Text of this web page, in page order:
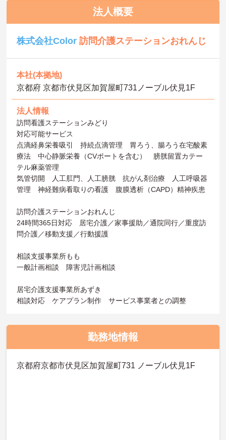
法人概要
株式会社Color訪問介護ステーションおれんじ
本社(本拠地)
京都府 京都市伏見区加賀屋町731ノーブル伏見1F
法人情報
訪問看護ステーションみどり
対応可能サービス
点滴経鼻栄養吸引 持続点滴管理 胃ろう、腸ろう在宅酸素
療法 中心静脈栄養（CVポートを含む） 膀胱留置カテー
テル麻薬管理
気管切開 人工肛門、人工膀胱 抗がん剤治療 人工呼吸器
管理 神経難病看取りの看護 腹膜透析（CAPD）精神疾患
訪問介護ステーションおれんじ
24時間365日対応 居宅介護／家事援助／通院同行／重度訪
問介護／移動支援／行動援護
相談支援事業所もも
一般計画相談 障害児計画相談
居宅介護支援事業所あずき
相談対応 ケアプラン制作 サービス事業者との調整
勤務地情報
京都府京都市伏見区加賀屋町731 ノーブル伏見1F